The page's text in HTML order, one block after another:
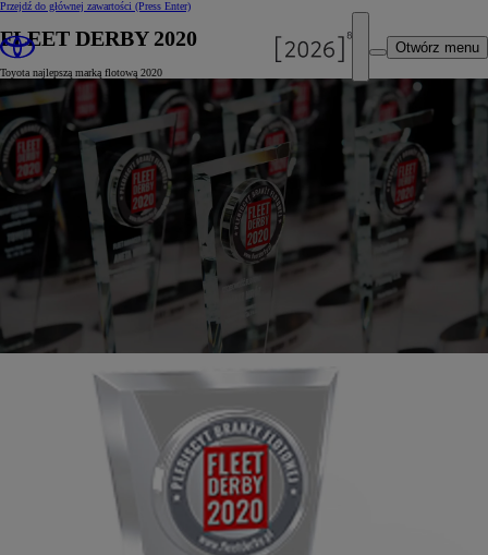
Przejdź do głównej zawartości (Press Enter)
Otwórz menu
FLEET DERBY 2020
Toyota najlepszą marką flotową 2020